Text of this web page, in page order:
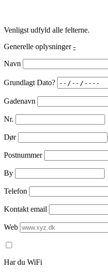
Venligst udfyld alle felterne.
Generelle oplysninger -
Navn
Grundlagt Dato?
Gadenavn
Nr.
Dør
Postnummer
By
Telefon
Kontakt email
Web
Har du WiFi